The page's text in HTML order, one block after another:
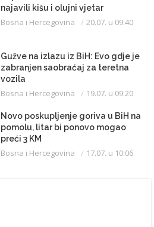
najavili kišu i olujni vjetar
Bosna i Hercegovina 20.07. u 09:40
Gužve na izlazu iz BiH: Evo gdje je
zabranjen saobraćaj za teretna
vozila
Bosna i Hercegovina 19.07. u 09:20
Novo poskupljenje goriva u BiH na
pomolu, litar bi ponovo mogao
preći 3 KM
Bosna i Hercegovina 17.07. u 10:06